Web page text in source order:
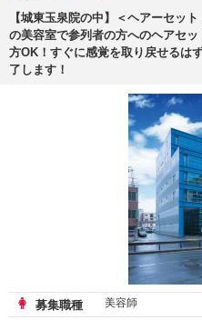
【城東玉泉院の中】＜ヘアーセッ
の美容室で参列者の方へのヘアセ
方OK！すぐに感覚を取り戻せるは
了します！
募集職種 美容師